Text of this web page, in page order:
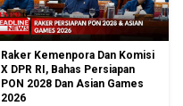
Raker Kemenpora Dan Komisi
X DPR RI, Bahas Persiapan
PON 2028 Dan Asian Games
2026